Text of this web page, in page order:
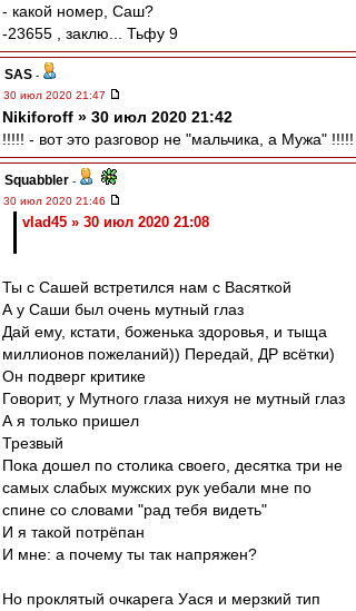
- какой номер, Саш?
-23655 , заклю... Тьфу 9
SAS -
30 июл 2020 21:47
Nikiforoff » 30 июл 2020 21:42
!!!!! - вот это разговор не "мальчика, а Мужа" !!!!!
Squabbler -
30 июл 2020 21:46
vlad45 » 30 июл 2020 21:08
Ты с Сашей встретился нам с Васяткой
А у Саши был очень мутный глаз
Дай ему, кстати, боженька здоровья, и тыща
миллионов пожеланий)) Передай, ДР всётки)
Он подверг критике
Говорит, у Мутного глаза нихуя не мутный глаз
А я только пришел
Трезвый
Пока дошел по столика своего, десятка три не
самых слабых мужских рук уебали мне по
спине со словами "рад тебя видеть"
И я такой потрёпан
И мне: а почему ты так напряжен?
Но проклятый очкарега Уася и мерзкий тип